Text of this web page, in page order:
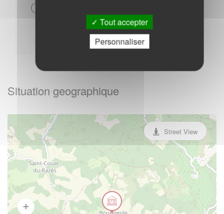
Situation geographique
Street View
Tout accepter
Personnaliser